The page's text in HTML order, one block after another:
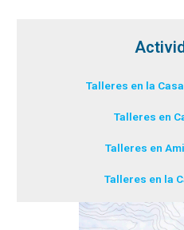
Talleres en la
Talleres en
Talleres en
Talleres en la